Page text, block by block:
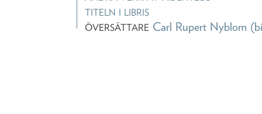
TITELN I LIBRIS
ÖVERSÄTTARE Carl Rupert Nyblom